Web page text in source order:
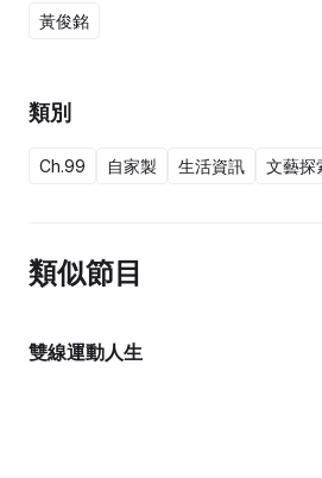
黃俊銘
類別
Ch.99 自家製 生活資訊 文藝探
類似節目
雙線運動人生